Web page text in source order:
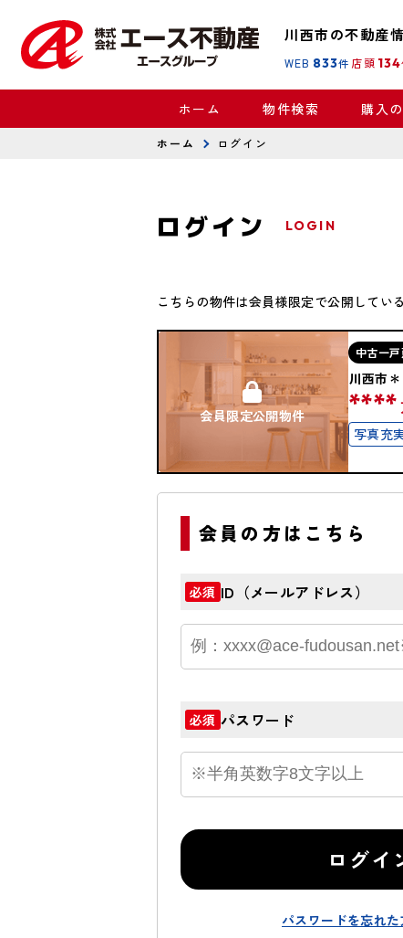
川西市の不動産
WEB 833件 店頭 134
ホーム 物件検索 購入
ホーム ログイン
ログイン LOGIN
こちらの物件は会員様限定で公開してい
会員限定公開物件
中古一戸
川西市
****
写真充
会員の方はこちら
必須 ID（メールアドレス）
必須 パスワード
ログイ
パスワードを忘れ